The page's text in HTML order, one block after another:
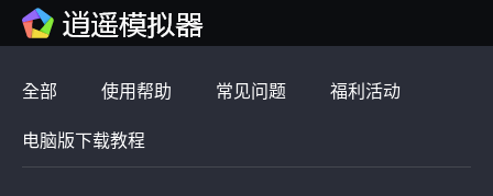
全部 使用帮助 常见问题 福利活动
电脑版下载教程